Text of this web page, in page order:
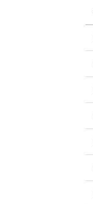
보도자료 목록 번호,제목,작성자,파일,작성일,조회수, 정보 제공